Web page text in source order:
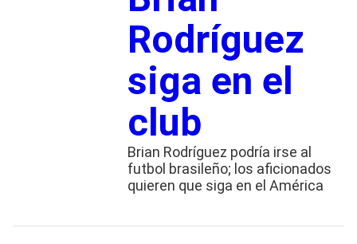
Rodríguez
siga en el
club
Brian Rodríguez podría irse al
futbol brasileño; los aficionados
quieren que siga en el América